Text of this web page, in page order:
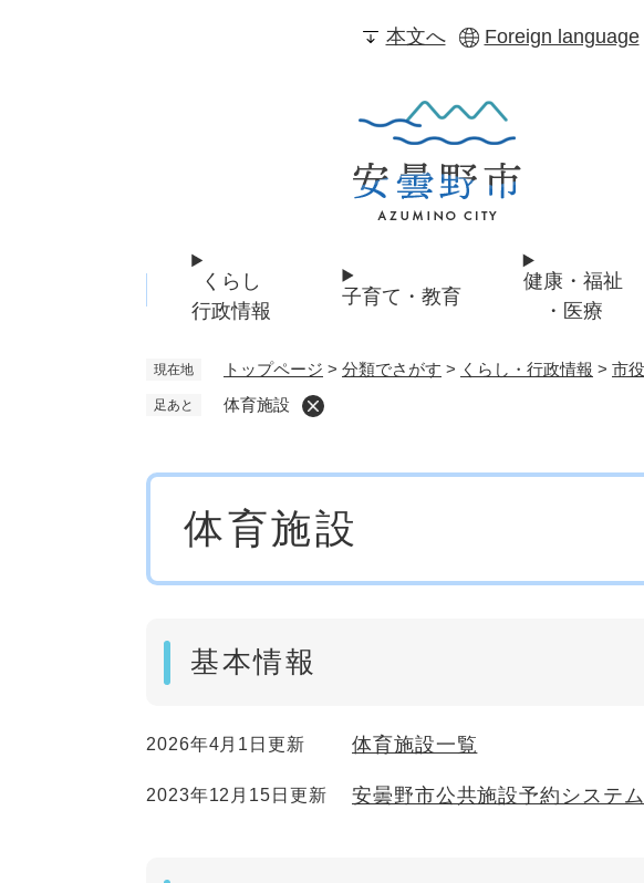
本文へ Foreign language
くらし
行政情報
子育て・教育
健康・福祉
・医療
現在地 トップページ > 分類でさがす > くらし・行政情報 > 市
足あと 体育施設
体育施設
基本情報
2026年4月1日更新 体育施設一覧
2023年12月15日更新 安曇野市公共施設予約システム